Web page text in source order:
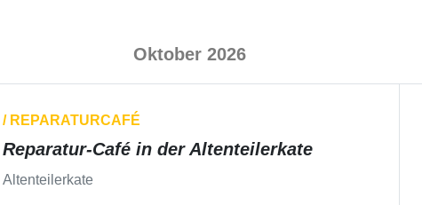
Oktober 2026
/ REPARATURCAFÉ
Reparatur-Café in der Altenteilerkate
Altenteilerkate